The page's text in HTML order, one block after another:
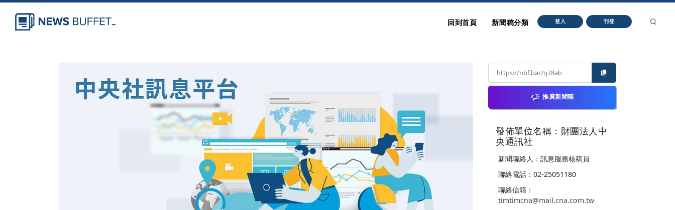
回到首頁 新聞稿分類 登入 刊登
推廣新聞稿
發佈單位名稱：財團法人中
央通訊社
新聞聯絡人：訊息服務核稿員
聯絡電話：02-25051180
聯絡信箱：
timtimcna@mail.cna.com.tw